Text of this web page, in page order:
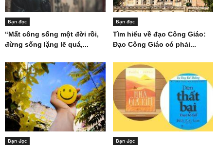
Bạn đọc
“Mất công sống một đời rồi,
đừng sống lặng lẽ quá,...
Bạn đọc
Tìm hiểu về đạo Công Giáo:
Đạo Công Giáo có phải...
Bạn đọc Bạn đọc